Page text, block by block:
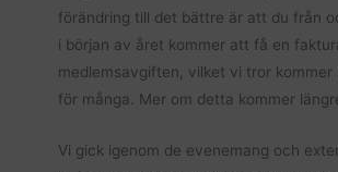
förändring till det bättre är att du från
i början av året kommer att få en
medlemsavgiften, vilket vi tror kommer
för många. Mer om detta kommer
Vi gick igenom de evenemang och